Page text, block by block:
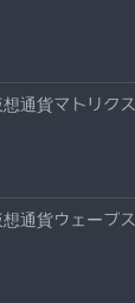
想通貨マトリク
想通貨ウェーブ